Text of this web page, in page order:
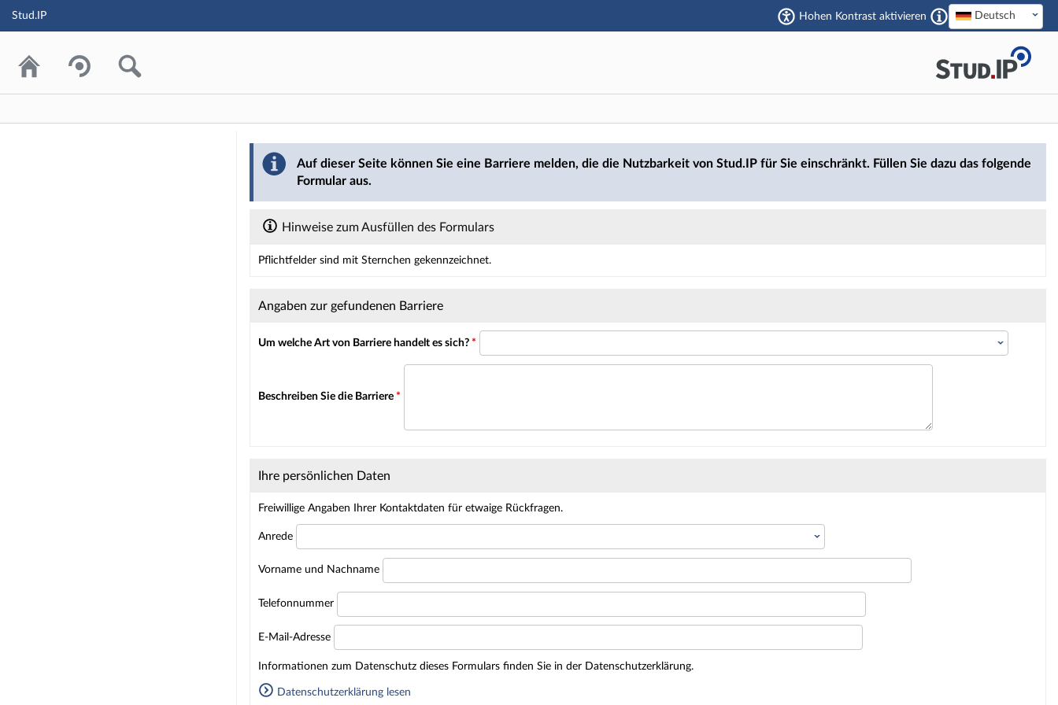
Hauptnavigation
Stud.IP Hohen Kontrast aktivieren Deutsch
Barriere melden
Auf dieser Seite können Sie eine Barriere melden, die die Nutzbarkeit von Stud.IP für Sie einschränkt. Füllen Sie dazu das folgende
Formular aus.
Hinweise zum Ausfüllen des Formulars
Pflichtfelder sind mit Sternchen gekennzeichnet.
Angaben zur gefundenen Barriere
Um welche Art von Barriere handelt es sich? *
Beschreiben Sie die Barriere *
Ihre persönlichen Daten
Freiwillige Angaben Ihrer Kontaktdaten für etwaige Rückfragen.
Anrede
Vorname und Nachname
Telefonnummer
E-Mail-Adresse
Homepage
Informationen zum Datenschutz dieses Formulars finden Sie in der Datenschutzerklärung.
Datenschutzerklärung lesen